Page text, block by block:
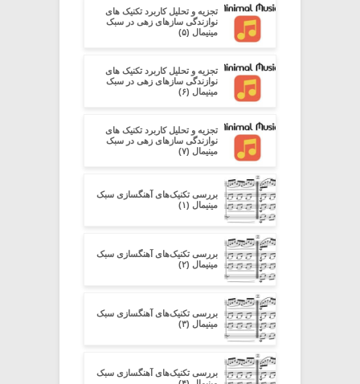
تجزیه و تحلیل کاربرد تکنیک های
نوازندگی سازهای زهی در سبک
مینیمال (۵)
تجزیه و تحلیل کاربرد تکنیک های
نوازندگی سازهای زهی در سبک
مینیمال (۶)
تجزیه و تحلیل کاربرد تکنیک های
نوازندگی سازهای زهی در سبک
مینیمال (۷)
بررسی تکنیک‌های آهنگسازی سبک
مینیمال (۱)
بررسی تکنیک‌های آهنگسازی سبک
مینیمال (۲)
بررسی تکنیک‌های آهنگسازی سبک
مینیمال (۳)
بررسی تکنیک‌های آهنگسازی سبک